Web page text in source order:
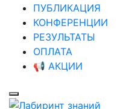
ПУБЛИКАЦИЯ
КОНФЕРЕНЦИИ
РЕЗУЛЬТАТЫ
ОПЛАТА
📢 АКЦИИ